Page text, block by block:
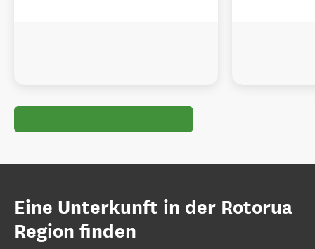
Eine Unterkunft in der Rotorua
Region finden